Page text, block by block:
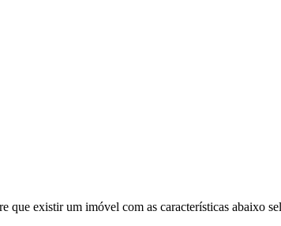
que existir um imóvel com as características abaixo